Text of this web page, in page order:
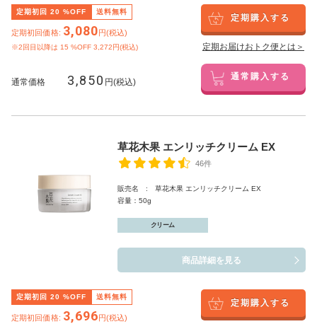
定期初回 20 %OFF 送料無料
定期初回価格: 3,080円(税込)
※2回目以降は 15 %OFF 3,272円(税込)
定期購入する
定期お届けおトク便とは＞
通常価格 3,850 円(税込) 通常購入する
草花木果 エンリッチクリーム EX
46件
販売名 : 草花木果 エンリッチクリーム EX
容量：50g
クリーム
商品詳細を見る
定期初回 20 %OFF 送料無料
定期初回価格: 3,696円(税込)
定期購入する